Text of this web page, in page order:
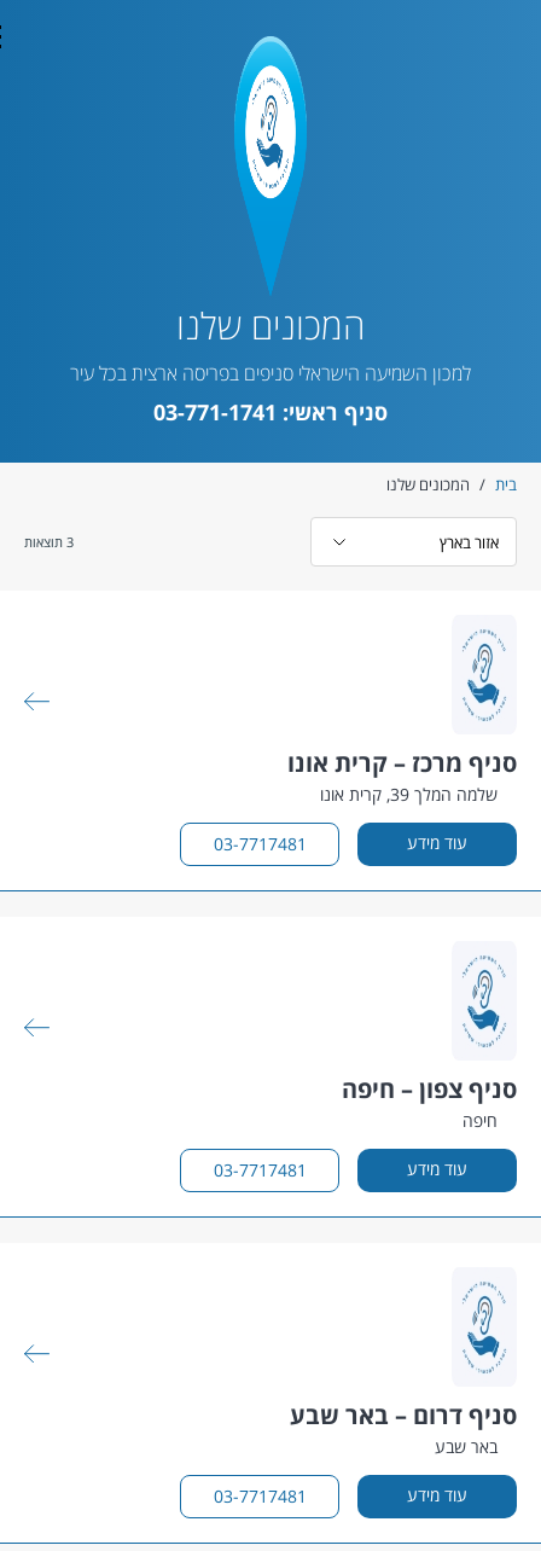
המכונים שלנו
למכון השמיעה הישראלי סניפים בפריסה ארצית בכל עיר
סניף ראשי:03-771-1741
/ המכונים שלנו
תוצאות
מרכז – קרית אונו
שלמה המלך 39, קרית אונו
עוד מידע 03-7717481
צפון – חיפה
חיפה
עוד מידע 03-7717481
דרום – באר שבע
באר שבע
עוד מידע 03-7717481